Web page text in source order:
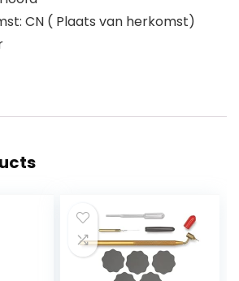
CN ( Plaats van herkomst)